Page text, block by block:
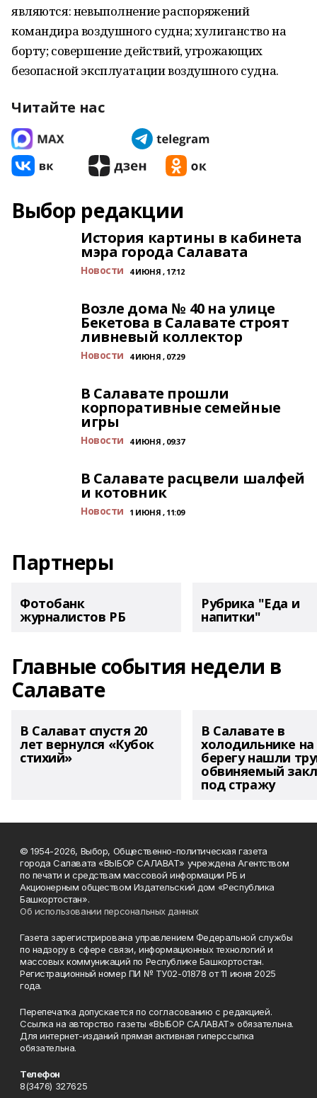
являются: невыполнение распоряжений
командира воздушного судна; хулиганство на
борту; совершение действий, угрожающих
безопасной эксплуатации воздушного судна.
Читайте нас
Выбор редакции
История картины в кабинета
мэра города Салавата
Новости 4 ИЮНЯ , 17:12
Возле дома № 40 на улице
Бекетова в Салавате строят
ливневый коллектор
Новости 4 ИЮНЯ , 07:29
В Салавате прошли
корпоративные семейные
игры
Новости 4 ИЮНЯ , 09:37
В Салавате расцвели шалфей
и котовник
Новости 1 ИЮНЯ , 11:09
Партнеры
Фотобанк
журналистов РБ
Рубрика "Еда и
напитки"
Главные события недели в
Салавате
В Салават спустя 20
лет вернулся «Кубок
стихий»
В Салавате в
холодильнике на
берегу нашли
обвиняемый
под стражу
© 1954-2026, Выбор, Общественно-политическая газета
города Салавата «ВЫБОР САЛАВАТ» учреждена Агентством
по печати и средствам массовой информации РБ и
Акционерным обществом Издательский дом «Республика
Башкортостан».
Об использовании персональных данных
Газета зарегистрирована управлением Федеральной службы
по надзору в сфере связи, информационных технологий и
массовых коммуникаций по Республике Башкортостан.
Регистрационный номер ПИ № ТУ02-01878 от 11 июня 2025
года.
Перепечатка допускается по согласованию с редакцией.
Ссылка на авторство газеты «ВЫБОР САЛАВАТ» обязательна.
Для интернет-изданий прямая активная гиперссылка
обязательна.
Телефон
8(3476) 327625